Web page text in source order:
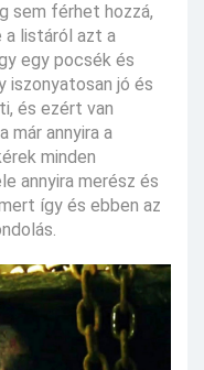
sem férhet hozzá,
a listáról azt a
egy pocsék és
iszonyatosan jó és
és ezért van
már annyira a
minden
annyira merész és
így és ebben az